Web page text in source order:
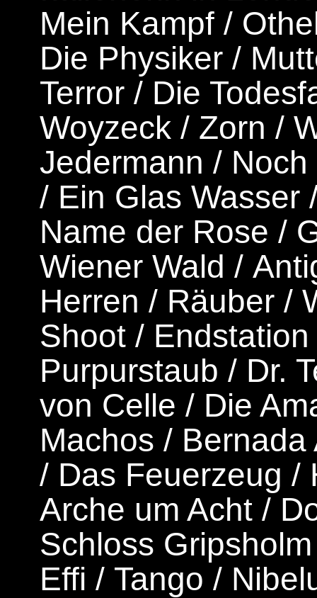
Mein Kampf /
Die Physiker /
Terror / Die
Woyzeck / Zorn /
Jedermann /
/ Ein Glas Wasser
Name der Rose /
Wiener Wald /
Herren / Räuber /
Shoot / Endstation
Purpurstaub / Dr.
von Celle / Die
Machos / Bernada
/ Das Feuerzeug /
Arche um Acht/
Schloss Gripsholm
Effi / Tango /